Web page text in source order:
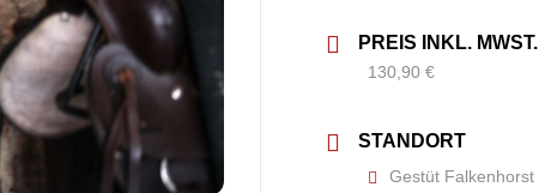
PREIS INKL. MWST.
130,90 €
STANDORT
Gestüt Falkenhorst